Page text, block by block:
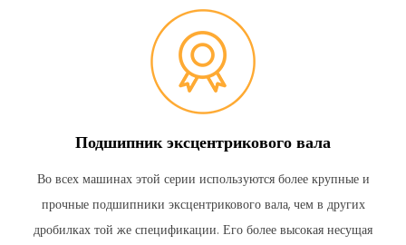
Подшипник эксцентрикового вала
Во всех машинах этой серии используются более крупные и
прочные подшипники эксцентрикового вала, чем в других
дробилках той же спецификации. Его более высокая несущая